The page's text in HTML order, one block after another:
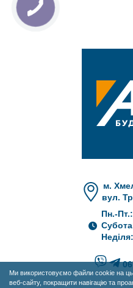
Ми використовуємо файли cookie на
веб-сайту, покращити навігацію та
м.
вул.
Пн.-